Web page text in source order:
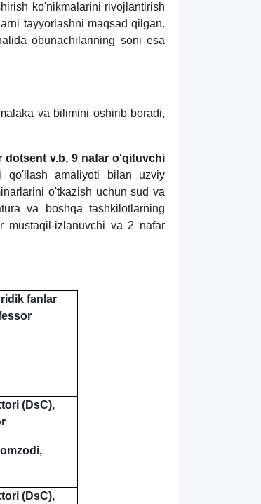
ko'nikmalarini rivojlantirish
tayyorlashni maqsad qilgan.
obunachilarining soni esa
va bilimini oshirib boradi,
dotsent v.b, 9 nafar o'qituvchi
qo'llash amaliyoti bilan uzviy
o'tkazish uchun sud va
va boshqa tashkilotlarning
mustaqil-izlanuvchi va 2 nafar
fanlar
(DsC),
(DsC),